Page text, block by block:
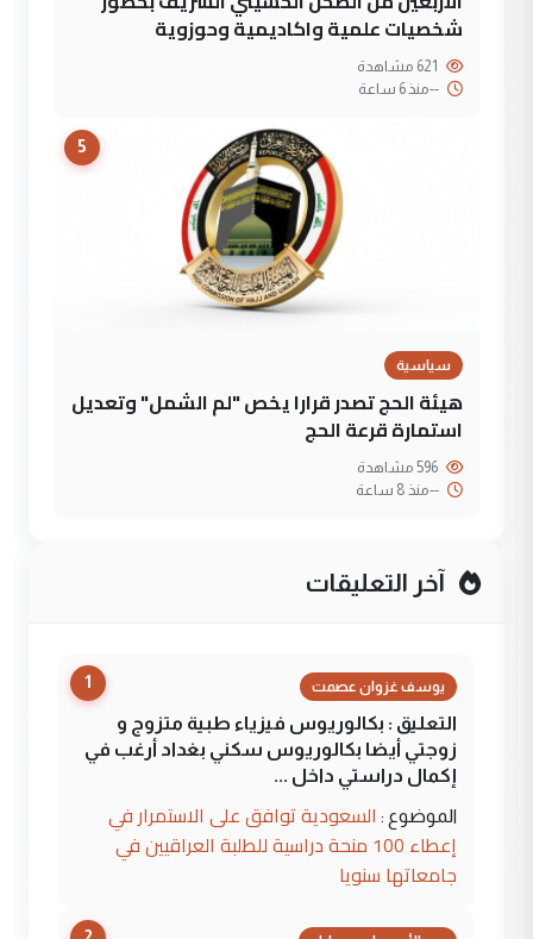
شخصيات علمية واكاديمية وحوزوية
--منذ 6 ساعة
5
سياسية
هيئة الحج تصدر قرارا يخص "لم الشمل" وتعديل
استمارة قرعة الحج
--منذ 8 ساعة
آخر التعليقات
1 يوسف غزوان عصمت
التعليق : بكالوريوس فيزياء طبية متزوج و
زوجتي أيضا بكالوريوس سكني بغداد أرغب في
إكمال دراستي داخل ...
الموضوع : السعودية توافق على الاستمرار في
إعطاء 100 منحة دراسية للطلبة العراقيين في
جامعاتها سنويا